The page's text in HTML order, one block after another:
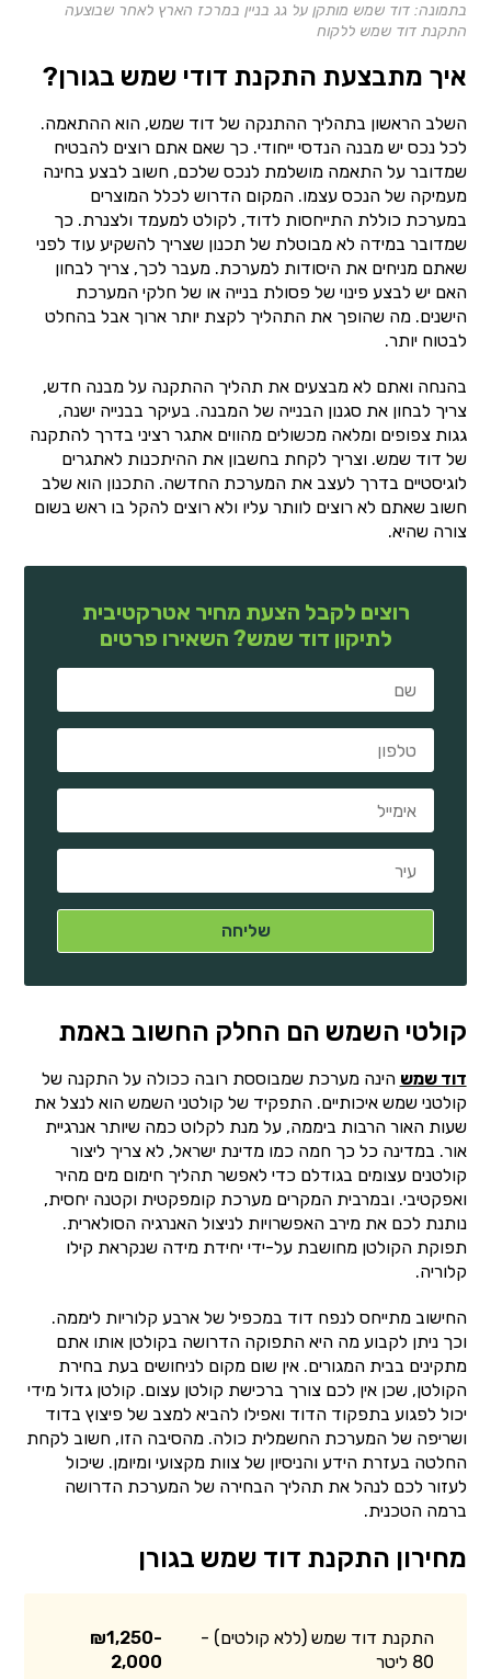
בתמונה: דוד שמש מותקן על גג בניין במרכז הארץ לאחר שבוצעה
התקנת דוד שמש ללקוח
איך מתבצעת התקנת דודי שמש בגורן?
השלב הראשון בתהליך ההתנקה של דוד שמש, הוא ההתאמה.
לכל נכס יש מבנה הנדסי ייחודי. כך שאם אתם רוצים להבטיח
שמדובר על התאמה מושלמת לנכס שלכם, חשוב לבצע בחינה
מעמיקה של הנכס עצמו. המקום הדרוש לכלל המוצרים
במערכת כוללת התייחסות לדוד, לקולט למעמד ולצנרת. כך
שמדובר במידה לא מבוטלת של תכנון שצריך להשקיע עוד לפני
שאתם מניחים את היסודות למערכת. מעבר לכך, צריך לבחון
האם יש לבצע פינוי של פסולת בנייה או של חלקי המערכת
הישנים. מה שהופך את התהליך לקצת יותר ארוך אבל בהחלט
לבטוח יותר.
בהנחה ואתם לא מבצעים את תהליך ההתקנה על מבנה חדש,
צריך לבחון את סגנון הבנייה של המבנה. בעיקר בבנייה ישנה,
גגות צפופים ומלאה מכשולים מהווים אתגר רציני בדרך להתקנה
של דוד שמש. וצריך לקחת בחשבון את ההיתכנות לאתגרים
לוגיסטיים בדרך לעצב את המערכת החדשה. התכנון הוא שלב
חשוב שאתם לא רוצים לוותר עליו ולא רוצים להקל בו ראש בשום
צורה שהיא.
רוצים לקבל הצעת מחיר אטרקטיבית
לתיקון דוד שמש? השאירו פרטים
קולטי השמש הם החלק החשוב באמת
דוד שמש הינה מערכת שמבוססת רובה ככולה על התקנה של
קולטני שמש איכותיים. התפקיד של קולטני השמש הוא לנצל את
שעות האור הרבות ביממה, על מנת לקלוט כמה שיותר אנרגיית
אור. במדינה כל כך חמה כמו מדינת ישראל, לא צריך ליצור
קולטנים עצומים בגודלם כדי לאפשר תהליך חימום מים מהיר
ואפקטיבי. ובמרבית המקרים מערכת קומפקטית וקטנה יחסית,
נותנת לכם את מירב האפשרויות לניצול האנרגיה הסולארית.
תפוקת הקולטן מחושבת על-ידי יחידת מידה שנקראת קילו
קלוריה.
החישוב מתייחס לנפח דוד במכפיל של ארבע קלוריות ליממה.
וכך ניתן לקבוע מה היא התפוקה הדרושה בקולטן אותו אתם
מתקינים בבית המגורים. אין שום מקום לניחושים בעת בחירת
הקולטן, שכן אין לכם צורך ברכישת קולטן עצום. קולטן גדול מידי
יכול לפגוע בתפקוד הדוד ואפילו להביא למצב של פיצוץ בדוד
ושריפה של המערכת החשמלית כולה. מהסיבה הזו, חשוב לקחת
החלטה בעזרת הידע והניסיון של צוות מקצועי ומיומן. שיכול
לעזור לכם לנהל את תהליך הבחירה של המערכת הדרושה
ברמה הטכנית.
מחירון התקנת דוד שמש בגורן
התקנת דוד שמש (ללא קולטים) -
80 ליטר
₪1,250-
2,000